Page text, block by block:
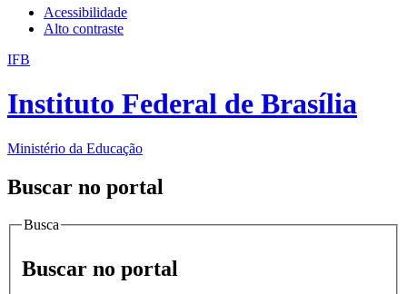
Acessibilidade
Alto contraste
IFB
Instituto Federal de Brasília
Ministério da Educação
Buscar no portal
Busca
Buscar no portal